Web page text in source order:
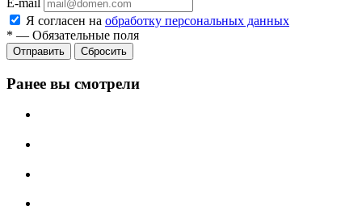
Я согласен на обработку персональных данных
* — Обязательные поля
Отправить Сбросить
Ранее вы смотрели